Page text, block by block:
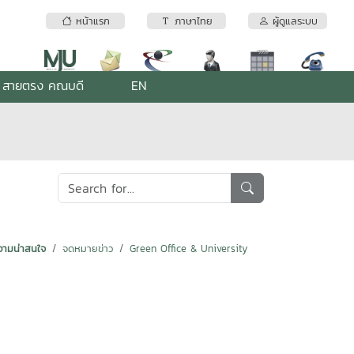
หน้าแรก ภาษาไทย ผู้ดูแลระบบ
สายตรง คณบดี EN
มน่าสนใจ จดหมายข่าว
Green Office & University